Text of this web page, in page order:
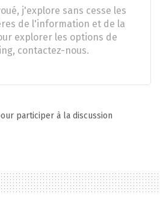
j'explore sans cesse les
de l'information et de la
explorer les options de
contactez-nous.
participer à la discussion